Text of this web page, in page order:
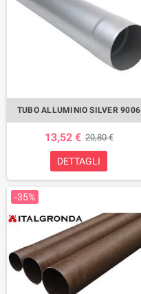
TUBO ALLUMINIO SILVER 9006
13,52 € 20,80 €
DETTAGLI
-35%